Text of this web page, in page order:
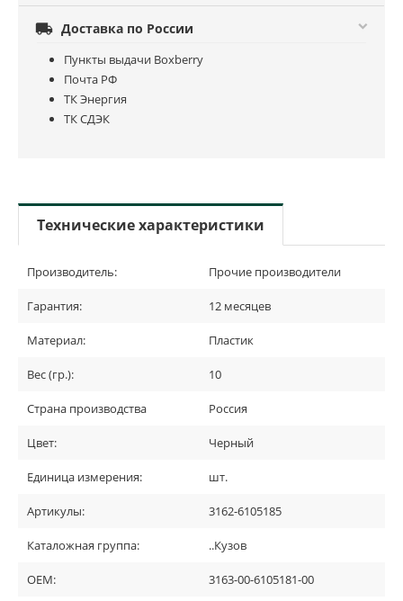
 Доставка по России
Пункты выдачи Boxberry
Почта РФ
ТК Энергия
ТК СДЭК
Технические характеристики
Производитель: Прочие производители
Гарантия: 12 месяцев
Материал: Пластик
Вес (гр.): 10
Страна производства Россия
Цвет: Черный
Единица измерения: шт.
Артикулы: 3162-6105185
Каталожная группа: ..Кузов
OEM: 3163-00-6105181-00